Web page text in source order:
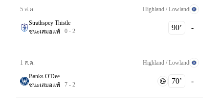
5 ส.ค. Highland / Lowland
Strathspey Thistle
ชนะเสมอแพ้ 0 - 2 90‎’‎ -
1 ส.ค. Highland / Lowland
Banks O'Dee
ชนะเสมอแพ้ 7 - 2 70‎’‎ -